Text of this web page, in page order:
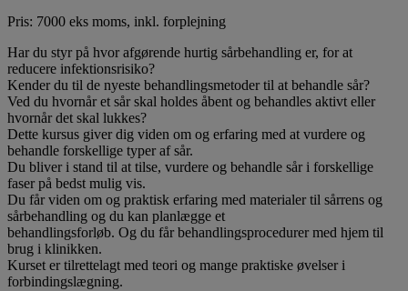
Pris: 7000 eks moms, inkl. forplejning
Har du styr på hvor afgørende hurtig sårbehandling er, for at
reducere infektionsrisiko?
Kender du til de nyeste behandlingsmetoder til at behandle sår?
Ved du hvornår et sår skal holdes åbent og behandles aktivt eller
hvornår det skal lukkes?
Dette kursus giver dig viden om og erfaring med at vurdere og
behandle forskellige typer af sår.
Du bliver i stand til at tilse, vurdere og behandle sår i forskellige
faser på bedst mulig vis.
Du får viden om og praktisk erfaring med materialer til sårrens og
sårbehandling og du kan planlægge et
behandlingsforløb. Og du får behandlingsprocedurer med hjem til
brug i klinikken.
Kurset er tilrettelagt med teori og mange praktiske øvelser i
forbindingslægning.